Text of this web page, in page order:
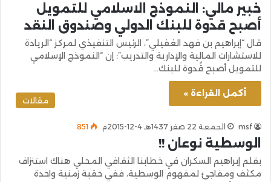
خبير مالي: النموذج الاسلامي للتمويل
أصبح قدوة للبنك الدولي وصندوق النقد
قال “إبراهيم بن فهد الغفيلي”، الرئيس التنفيذي لمركز “الريادة
للاستشارات المالية والإدارية والتدريب”: إن “النموذج الإسلامي
للتمويل أصبح قُدوة للبنك…
أكمل القراءة »
مقالات
msf الجمعة 22 صفر 1437هـ 4-12-2015م 851
الوسطية نوعان !!
بقلم إبراهيم السكران في خطابنا الثقافي المحلي هناك استنزاف
مكثف ومفاجئ لمفهوم الوسطية، ففي حقبة زمنية واحدة